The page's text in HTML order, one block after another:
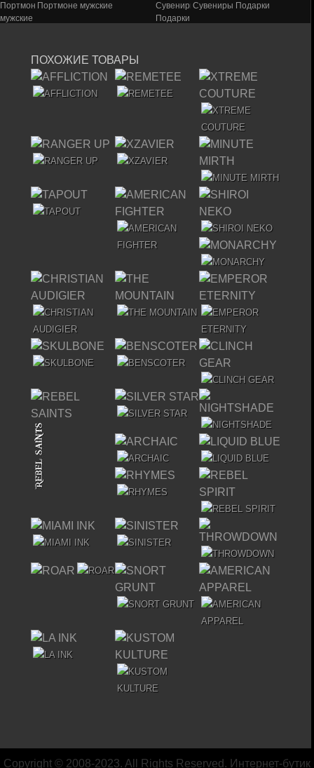
Портмоне мужские Сувениры Подарки
ПОХОЖИЕ ТОВАРЫ
Copyright © 2008-2023. All Rights Reserved. Интернет-бутик